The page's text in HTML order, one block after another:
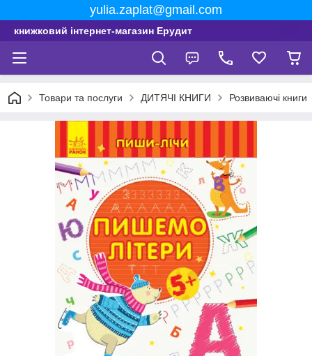
yulia.zaplat@gmail.com
книжковий інтернет-магазин Ерудит
Товари та послуги ДИТЯЧІ КНИГИ Розвиваючі книги